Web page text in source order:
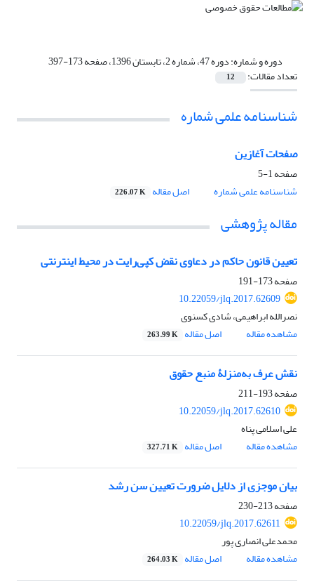
دوره و شماره:دوره 47، شماره 2، تابستان 1396، صفحه 173-397
تعداد مقالات: 12
شناسنامه علمی شماره
صفحات آغازین
صفحه1-5
شناسنامه علمی شماره
اصل مقاله 226.07 K
مقاله پژوهشی
تعیین قانون حاکم در دعاوى نقض کپی‌رایت در محیط اینترنتى
صفحه173-191
10.22059/jlq.2017.62609
نصرالله ابراهیمى، شادى کسنوى
مشاهده مقاله
اصل مقاله 263.99 K
نقش عرف به‌منزلۀ منبع حقوق
صفحه193-211
10.22059/jlq.2017.62610
علی اسلامی پناه
مشاهده مقاله
اصل مقاله 327.71 K
بیان موجزی از دلایل ضرورت تعیین سن رشد
صفحه213-230
10.22059/jlq.2017.62611
محمدعلی انصاری پور
مشاهده مقاله
اصل مقاله 264.03 K